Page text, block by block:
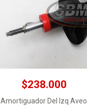
$238.000
Amortiguador Del Izq Aveo
$205.000